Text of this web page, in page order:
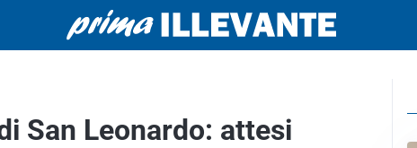
San Leonardo: attesi